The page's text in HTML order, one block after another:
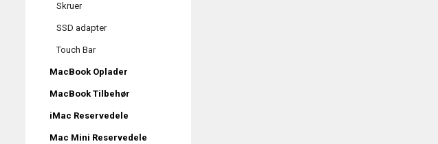
Skruer
SSD adapter
Touch Bar
MacBook Oplader
MacBook Tilbehør
iMac Reservedele
Mac Mini Reservedele